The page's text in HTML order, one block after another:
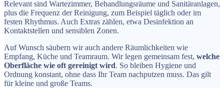
Relevant sind Wartezimmer, Behandlungsräume und Sanitäranlagen,
plus die Frequenz der Reinigung, zum Beispiel täglich oder im
festen Rhythmus. Auch Extras zählen, etwa Desinfektion an
Kontaktstellen und sensiblen Zonen.
Auf Wunsch säubern wir auch andere Räumlichkeiten wie
Empfang, Küche und Teamraum. Wir legen gemeinsam fest, welche
Oberfläche wie oft gereinigt wird. So bleiben Hygiene und
Ordnung konstant, ohne dass Ihr Team nachputzen muss. Das gilt
für kleine und große Teams.